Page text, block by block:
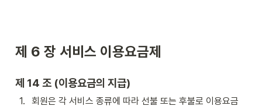
제 6 장 서비스 이용요금제
제 14 조 (이용요금의 지급)
1.
회원은 각 서비스 종류에 따라 선불 또는 후불로 이용요금